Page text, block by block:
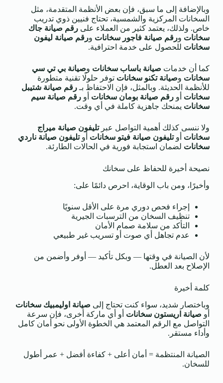
وبالإضافة إلى ما سبق، فإن بعض الأنظمة المتقدمة، مثل
السخانات المركزية والشمسية، تحتاج فنيين ذوي تدريب
خاص. ولذلك، يعتمد كثير من العملاء على رقم صيانة جاك
سخانات ورقم صيانة فاجور سخانات ورقم صيانة ليفون
سخانات للحصول على خدمة احترافية.
كما أن خدمات صيانة باساب سخانات وصيانة بي تي سي
سخانات وصيانة تكنو سخانات توفر حلولًا تقنية متطورة
للأنظمة الحديثة. وبالمثل، فإن الاحتفاظ بـ رقم صيانة شتيبل
سخانات أو رقم صيانة بومان سخانات أو رقم صيانة سيم
سخانات يمنحك جاهزية كاملة في أي وقت.
ولا ننسى كذلك أهمية التواصل عبرتليفون صيانة ميراج
سخانات أوتليفون صيانة فيتو سخانات أوتليفون صيانة ناردي
سخانات لضمان استجابة فورية في الحالات الطارئة.
نصيحة أخيرة للحفاظ على سخانك
وأخيرًا، ومن باب الوقاية، احرص دائمًا على:
إجراء فحص دوري مرة على الأقل سنويًا
تنظيف السخان من الترسبات الجيرية
التأكد من سلامة صمام الأمان
عدم تجاهل أي صوت أو تسريب غير طبيعي
لأن الصيانة في وقتها — وبكل تأكيد — أوفر وأضمن من
الإصلاح بعد العطل.
كلمة أخيرة
وباختصار شديد، سواء كنت تحتاج إلى صيانة اوليمبيك سخانات
أو صيانة اريستون سخانات أو أي ماركة أخرى، فإن سرعة
التواصل مع الرقم المعتمد هي الخطوة الأولى نحو أمان كامل
وأداء مستقر.
الصيانة المنتظمة = أمان أعلى + كفاءة أفضل + عمر أطول
للسخان.